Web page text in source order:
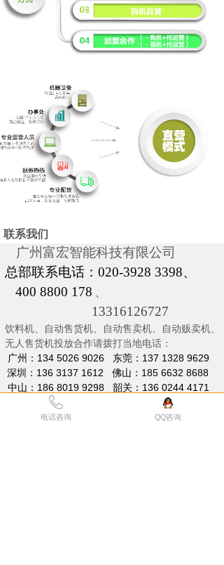
联系我们
广州富宏智能科技有限公司
总部联系电话：020-3928 3398、
400 8800 178 、
13316126727
饮料机、自动售货机、自动售卖机、自动贩卖机、
无人售货机投放合作请拨打当地电话：
广州：134 5026 9026 东莞：137 1328 9629
深圳：136 3137 1612 佛山：185 6632 8688
中山：186 8019 9298 韶关：136 0244 4171
成都：130 6004 0004 重庆：185 8555 6966
广西：136 1143 1827 贵州：
180 8383 8653
电话咨询 QQ咨询